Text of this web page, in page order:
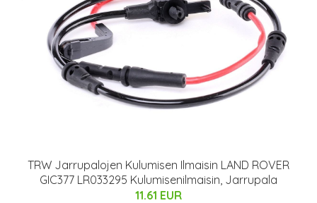
TRW Jarrupalojen Kulumisen Ilmaisin LAND ROVER
GIC377 LR033295 Kulumisenilmaisin, Jarrupala
11.61 EUR